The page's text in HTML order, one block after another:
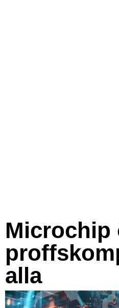
Microchip
alla